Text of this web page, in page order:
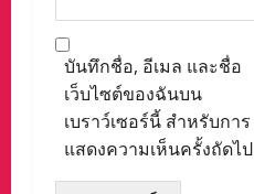
บันทึกชื่อ, อีเมล และชื่อ
เว็บไซต์ของฉันบน
เบราว์เซอร์นี้ สำหรับการ
แสดงความเห็นครั้งถัดไป